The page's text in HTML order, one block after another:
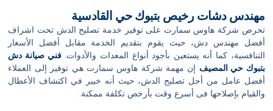
مهندس دشات رخيص بتبوك حي القادسية
تحرص شركة هاوس سمارت على توفير خدمة تصليح الدش تحت اشراف
أفضل مهندس دش، حيث يقوم بتقديم الخدمة مقابل أفضل الأسعار
التنافسية، كما أنه يستعين بأجود أنواع المعدات والأدوات.فني صيانة دش
بتبوك حي المصيف إن مهمة شركة هاوس سمارت هي توفير إلى العملاء
أفضل عامل من أجل تصليح الدش، حيث أنه خبير في اكتشاف الأعطال
والقيام بإصلاحها فى أسرع وقت بأرخص تكلفة ممكنة.